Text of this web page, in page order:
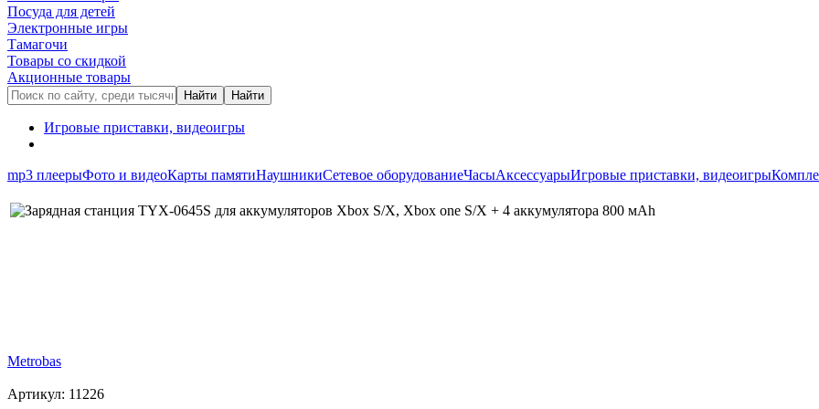
Посуда для детей
Электронные игры
Тамагочи
Товары со скидкой
Акционные товары
Игровые приставки, видеоигры
mp3 плеерыФото и видеоКарты памятиНаушникиСетевое оборудованиеЧасыАксессуарыИгровые приставки, видеоигры
Metrobas
Артикул: 11226